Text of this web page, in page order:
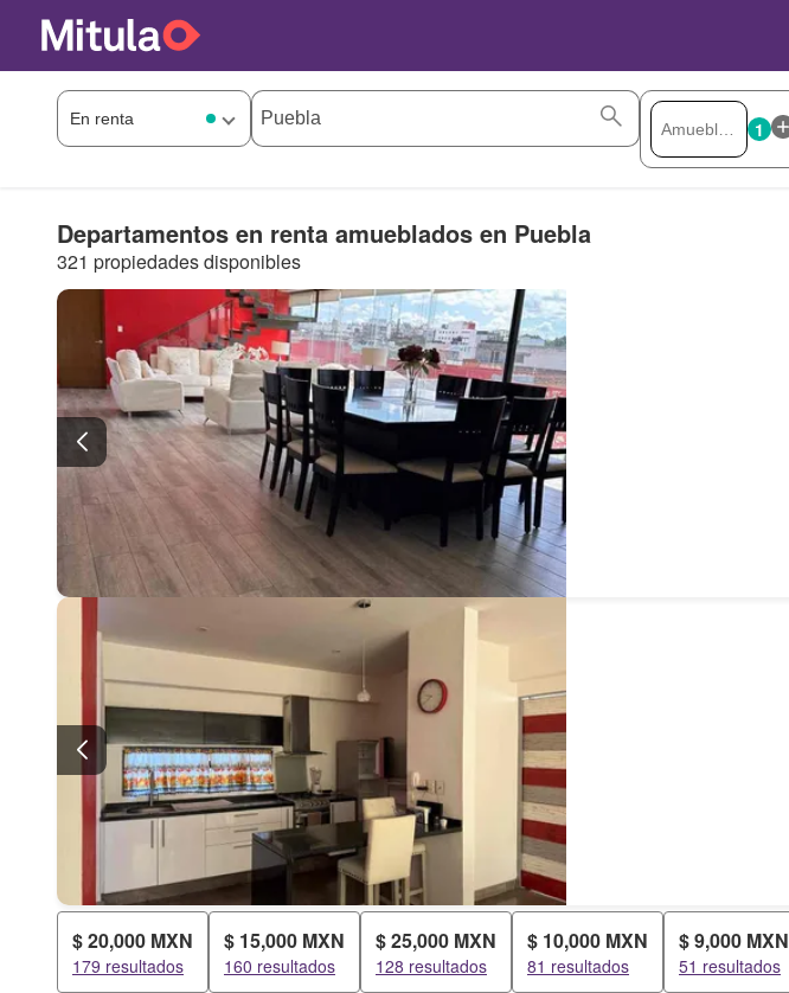
1
Departamentos en renta amueblados en Puebla
321 propiedades disponibles
$ 20,000 MXN
179 resultados
$ 15,000 MXN
160 resultados
$ 25,000 MXN
128 resultados
$ 10,000 MXN
81 resultados
$ 9,000 MXN
51 resultados